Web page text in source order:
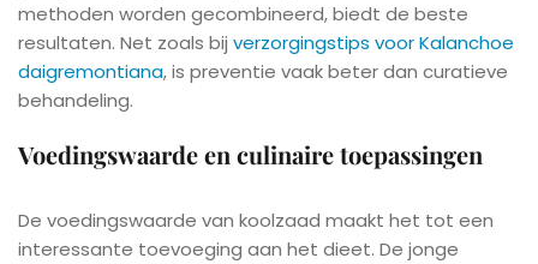
methoden worden gecombineerd, biedt de beste
resultaten. Net zoals bij verzorgingstips voor Kalanchoe
daigremontiana, is preventie vaak beter dan curatieve
behandeling.
Voedingswaarde en culinaire toepassingen
De voedingswaarde van koolzaad maakt het tot een
interessante toevoeging aan het dieet. De jonge